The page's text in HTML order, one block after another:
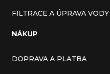
FILTRACE A ÚPRAVA VODY
NÁKUP
DOPRAVA A PLATBA